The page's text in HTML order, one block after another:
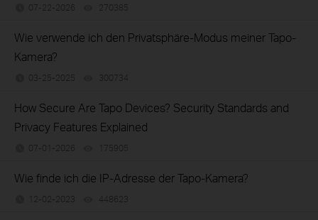
07-22-2026 270385
Wie verwende ich den Privatsphäre-Modus meiner Tapo-
Kamera?
03-25-2025 300734
How Secure Are Tapo Devices? Security Standards and
Privacy Features Explained
07-01-2026 175905
Wie finde ich die IP-Adresse der Tapo-Kamera?
12-02-2023 448623